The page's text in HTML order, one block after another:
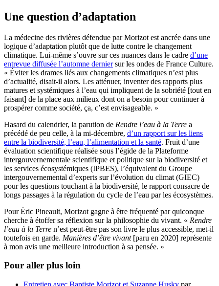
Une question d’adaptation
La médecine des rivières défendue par Morizot est ancrée dans une
logique d’adaptation plutôt que de lutte contre le changement
climatique. Lui-même s’ouvre sur ces nuances dans le cadre d’une
entrevue diffusée l’automne derniersur les ondes de France Culture.
« Éviter les drames liés aux changements climatiques n’est plus
d’actualité, disait-il alors. Les atténuer, inventer des rapports plus
matures et systémiques à l’eau qui impliquent de la sobriété [tout en
faisant] de la place aux milieux dont on a besoin pour continuer à
prospérer comme société, ça, c’est envisageable. »
Hasard du calendrier, la parution de Rendre l’eau à la Terre a
précédé de peu celle, à la mi-décembre, d’un rapport sur les liens
entre la biodiversité, l’eau, l’alimentation et la santé. Fruit d’une
évaluation scientifique réalisée sous l’égide de la Plateforme
intergouvernementale scientifique et politique sur la biodiversité et
les services écosystémiques (IPBES), l’équivalent du Groupe
intergouvernemental d’experts sur l’évolution du climat (GIEC)
pour les questions touchant à la biodiversité, le rapport consacre de
longs passages à la régulation du cycle de l’eau par les écosystèmes.
Pour Éric Pineault, Morizot gagne à être fréquenté par quiconque
cherche à étoffer sa réflexion sur la philosophie du vivant. « Rendre
l’eau à la Terre n’est peut-être pas son livre le plus accessible, met-il
toutefois en garde. Manières d’être vivant[paru en 2020] représente
à mon avis une meilleure introduction à sa pensée. »
Pour aller plus loin
Entretien avec Baptiste Morizot et Suzanne Husky par